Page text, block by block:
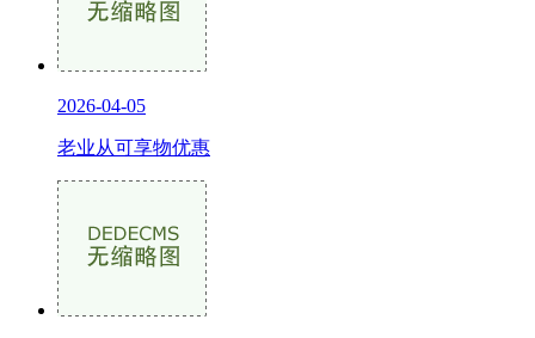
2026-04-05
老业从可享物优惠